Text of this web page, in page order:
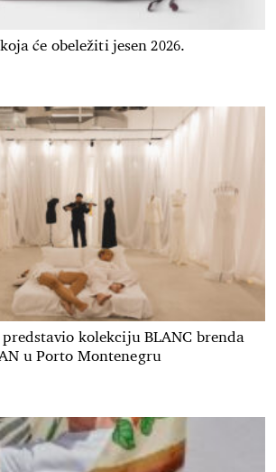
će obeležiti jesen 2026.
predstavio kolekciju BLANC brenda
u Porto Montenegru